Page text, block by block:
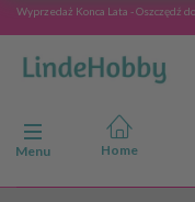
Wyprzedaż Konca Lata - Oszczędź
Przełącz nawigację
Menu